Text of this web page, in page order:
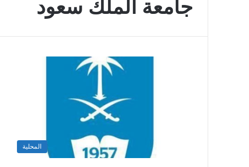
جامعة الملك سعود
المحلية